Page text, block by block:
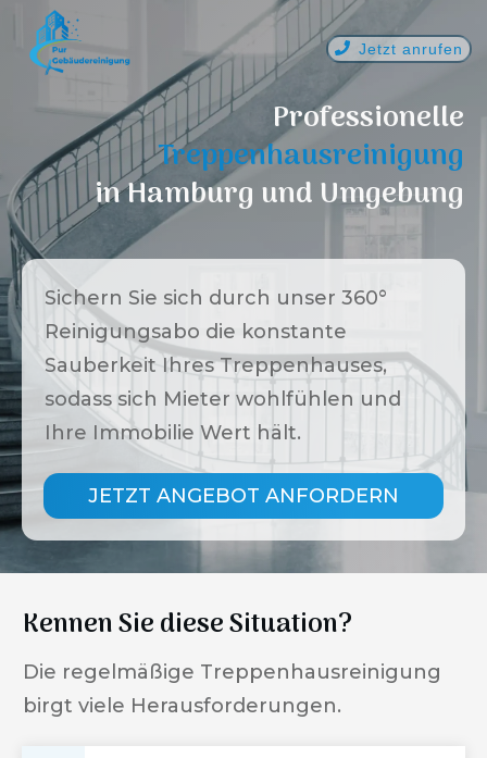
Jetzt anrufen
Professionelle
Treppenhausreinigung
inHamburg und Umgebung
Sichern Sie sich durch unser 360°
Reinigungsabo die konstante
Sauberkeit Ihres Treppenhauses,
sodass sich Mieter wohlfühlen und
Ihre Immobilie Wert hält.
JETZT ANGEBOT ANFORDERN
Kennen Sie diese Situation?
Die regelmäßige Treppenhausreinigung
birgt viele Herausforderungen.